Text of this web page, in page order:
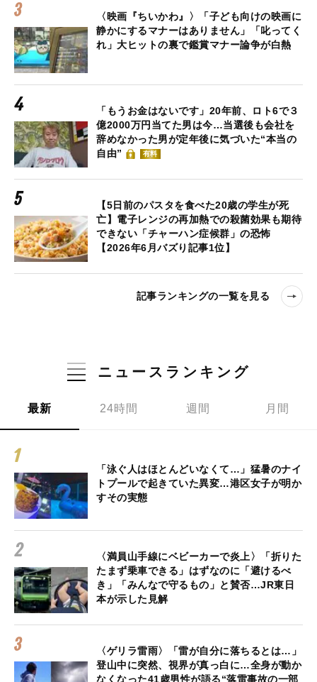
〈映画『ちいかわ』〉「子ども向けの映画に
静かにするマナーはありません」「叱ってく
れ」大ヒットの裏で鑑賞マナー論争が白熱
「もうお金はないです」20年前、ロト6で３
億2000万円当てた男は今…当選後も会社を
辞めなかった男が定年後に気づいた“本当の
自由”
有料
【5日前のパスタを食べた20歳の学生が死
亡】電子レンジの再加熱での殺菌効果も期待
できない「チャーハン症候群」の恐怖
【2026年6月バズり記事1位】
記事ランキングの一覧を見る
ニュースランキング
最新 24時間 週間 月間
「泳ぐ人はほとんどいなくて…」猛暑のナイ
トプールで起きていた異変…港区女子が明か
すその実態
〈満員山手線にベビーカーで炎上〉「折りた
たまず乗車できる」はずなのに「避けるべ
き」「みんなで守るもの」と賛否…JR東日
本が示した見解
〈ゲリラ雷雨〉「雷が自分に落ちるとは…」
登山中に突然、視界が真っ白に…全身が動か
なくなった41歳男性が語る“落雷事故の一部